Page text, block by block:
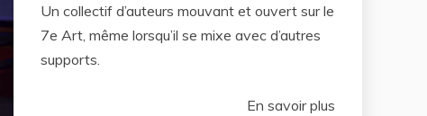
Un collectif d’auteurs mouvant et ouvert sur le
7e Art, même lorsqu’il se mixe avec d’autres
supports.
En savoir plus